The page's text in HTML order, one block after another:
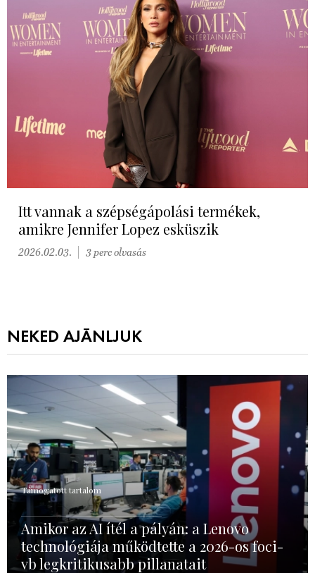
Itt vannak a szépségápolási termékek,
amikre Jennifer Lopez esküszik
2026.02.03. 3 perc olvasás
NEKED AJÁNLJUK
Támogatott tartalom
Amikor az AI ítél a pályán: a Lenovo
technológiája működtette a 2026-os foci-
vb legkritikusabb pillanatait